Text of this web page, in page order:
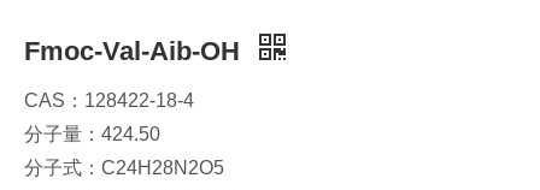
Fmoc-Val-Aib-OH
CAS：128422-18-4
分子量：424.50
分子式：C24H28N2O5